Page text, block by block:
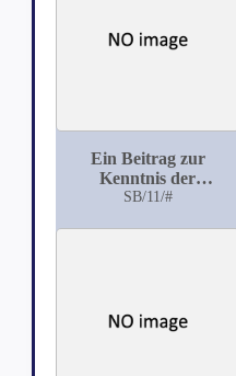
Ein Beitrag zur
Kenntnis der
Pharmakodynamik
SB/11/#